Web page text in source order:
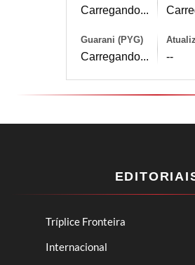
Carregando...
Guarani (PYG)
Carregando... --
Tríplice Fronteira
Internacional